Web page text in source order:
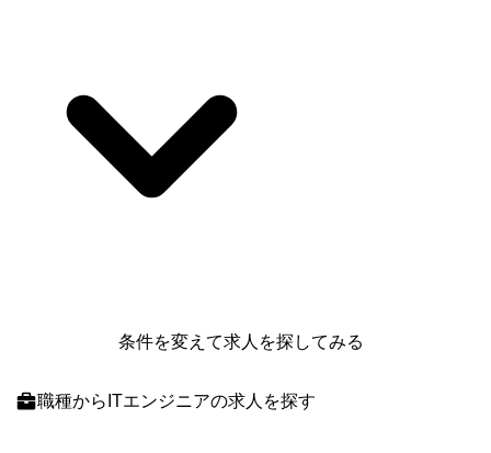
条件を変えて求人を探してみる
職種からITエンジニアの求人を探す